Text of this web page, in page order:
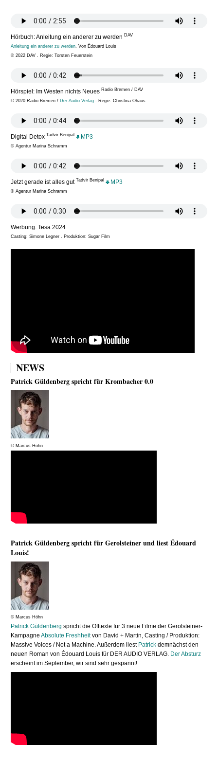
Hörbuch: Anleitung ein anderer zu werdenDAV
Anleitung ein anderer zu werden . Von Édouard Louis
© 2022 DAV . Regie: Torsten Feuerstein
Hörspiel: Im Westen nichts NeuesRadio Bremen / DAV
© 2020 Radio Bremen / Der Audio Verlag . Regie: Christina Ohaus
Digital Detox Tadvir Benipal MP3
© Agentur Marina Schramm
Jetzt gerade ist alles gut Tadvir Benipal MP3
© Agentur Marina Schramm
Werbung: Tesa 2024
Casting: Simone Legner . Produktion: Sugar Film
NEWS
Patrick Güldenberg spricht für Krombacher 0.0
© Marcus Höhn
Patrick Güldenberg spricht für Gerolsteiner und liest Édouard
Louis!
© Marcus Höhn
Patrick Güldenberg spricht die Offtexte für 3 neue Filme der Gerolsteiner-
KampagneAbsolute Freshheitvon David + Martin, Casting / Produktion:
Massive Voices / Not a Machine. Außerdem liest Patrick demnächst den
neuen Roman von Édouard Louis für DER AUDIO VERLAG. Der Absturz
erscheint im September, wir sind sehr gespannt!